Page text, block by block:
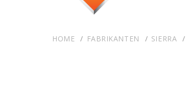
HOME FABRIKANTEN SIERRA